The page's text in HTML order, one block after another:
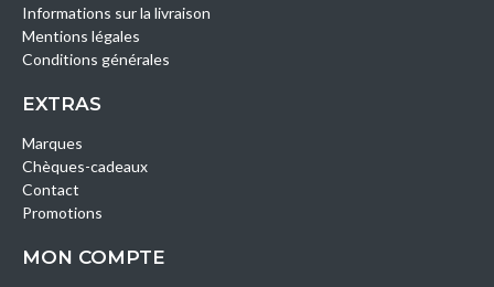
Informations sur la livraison
Mentions légales
Conditions générales
EXTRAS
Marques
Chèques-cadeaux
Contact
Promotions
MON COMPTE